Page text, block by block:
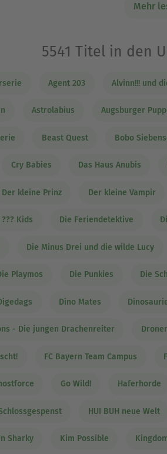
die Lust aufs
Mehr
5541 Titel in den
Agent 203 Alvinn!!! und
Astrolabius Augsburger
Beast Quest Bobo
Cry Babies Das Haus Anubis
Der kleine Prinz Der kleine Vampir
Kids Die Feriendetektive
Die Minus Drei und die wilde Lucy
Playmos Die Punkies Die
Dino Mates
- Die jungen Drachenreiter
FC Bayern Team Campus
Go Wild! Haferhorde
HUI BUH neue Welt
Sharky Kim Possible